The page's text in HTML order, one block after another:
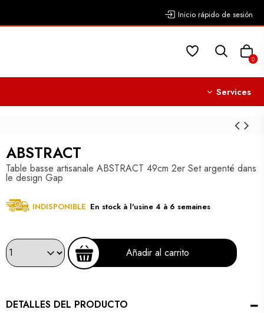
Inicio rápido de sesión
0
Services
ABSTRACT
Table basse artisanale ABSTRACT 49cm 2er Set argenté dans
le design Gap
INDISPONIBLE En stock à l'usine 4 à 6 semaines
Añadir al carrito
DETALLES DEL PRODUCTO